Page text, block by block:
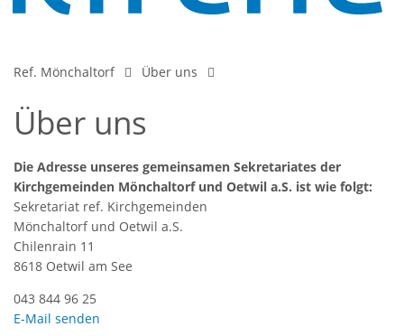
Ref. Mönchaltorf Über uns
Über uns
Die Adresse unseres gemeinsamen Sekretariates der
Kirchgemeinden Mönchaltorf und Oetwil a.S. ist wie folgt:
Sekretariat ref. Kirchgemeinden
Mönchaltorf und Oetwil a.S.
Chilenrain 11
8618 Oetwil am See
043 844 96 25
E-Mail senden